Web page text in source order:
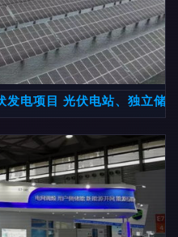
电项目 光伏电站、独立储